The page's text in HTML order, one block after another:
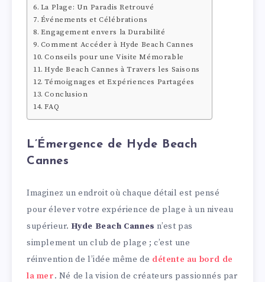
La Plage: Un Paradis Retrouvé
Événements et Célébrations
Engagement envers la Durabilité
Comment Accéder à Hyde Beach Cannes
Conseils pour une Visite Mémorable
Hyde Beach Cannes à Travers les Saisons
Témoignages et Expériences Partagées
Conclusion
FAQ
L’Émergence de Hyde Beach
Cannes
Imaginez un endroit où chaque détail est pensé
pour élever votre expérience de plage à un niveau
supérieur. Hyde Beach Cannes n’est pas
simplement un club de plage ; c’est une
réinvention de l’idée même de détente au bord de
la mer. Né de la vision de créateurs passionnés par